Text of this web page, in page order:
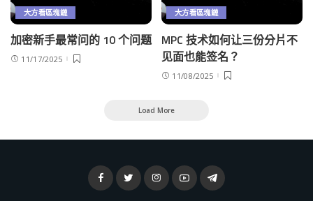
大方看區塊鏈
加密新手最常问的 10 个问题
11/17/2025
大方看區塊鏈
MPC 技术如何让三份分片不
见面也能签名？
11/08/2025
Load More